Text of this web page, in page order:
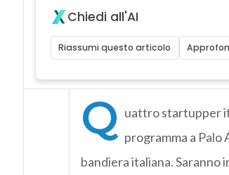
Chiedi all'AI
Riassumi questo articolo
Q uattro startupper
programma a Palo
bandiera italiana.